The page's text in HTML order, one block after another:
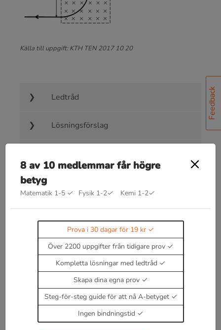
Feedback
Källa till uppgift: KTH TEN 2017 10 20
Ledtråd
Lösningsförslag
Bra att kunna inom kraft på laddade
partiklar - couloumbs lag
Coloumbs lag
Q2r2
109 Nm2/(As)2
och r är
avståndet mellan objekten.
8 av 10 medlemmar får högre
betyg
Matematik 1-5 ✓ Fysik 1-2✓ Kemi 1-2✓
Prova i 30 dagar för 19 kr
Över 2200 uppgifter från tidigare prov
Kompletta lösningar med ledtråd
Skapa dina egna prov
Steg-för-steg guide för att nå A-betyget
Ingen bindningstid